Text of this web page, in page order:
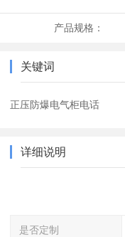
产品规格：
关键词
正压防爆电气柜电话
详细说明
是否定制